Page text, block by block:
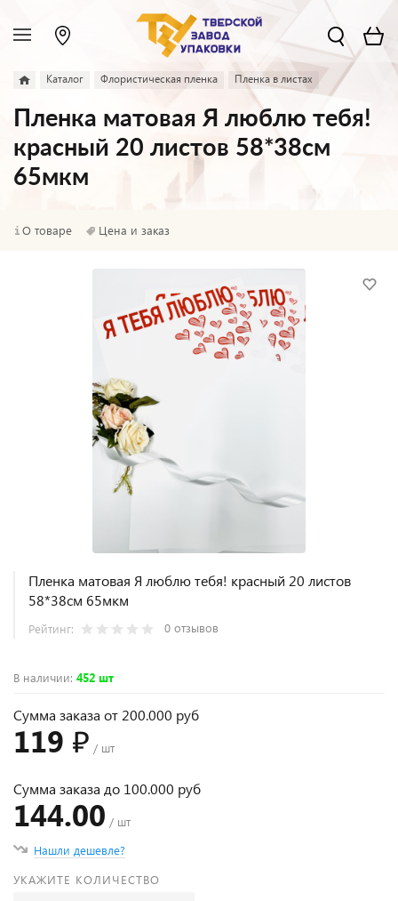
Каталог Флористическая пленка Пленка в листах
Пленка матовая Я люблю тебя!
красный 20 листов 58*38см
65мкм
О товаре Цена и заказ
Пленка матовая Я люблю тебя! красный 20 листов
58*38см 65мкм
Рейтинг: 0 отзывов
В наличии: 452 шт
Сумма заказа от 200.000 руб
119 ₽ / шт
Сумма заказа до 100.000 руб
144.00 / шт
Нашли дешевле?
УКАЖИТЕ КОЛИЧЕСТВО